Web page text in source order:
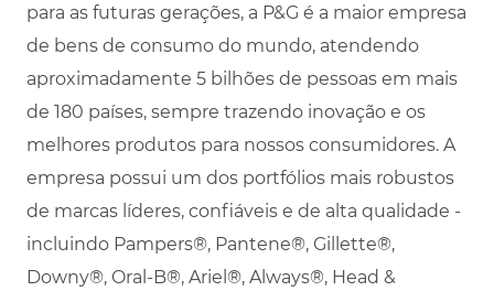
para as futuras gerações, a P&G é a maior empresa
de bens de consumo do mundo, atendendo
aproximadamente 5 bilhões de pessoas em mais
de 180 países, sempre trazendo inovação e os
melhores produtos para nossos consumidores. A
empresa possui um dos portfólios mais robustos
de marcas líderes, confiáveis e de alta qualidade -
incluindo Pampers®, Pantene®, Gillette®,
Downy®, Oral-B®, Ariel®, Always®, Head &